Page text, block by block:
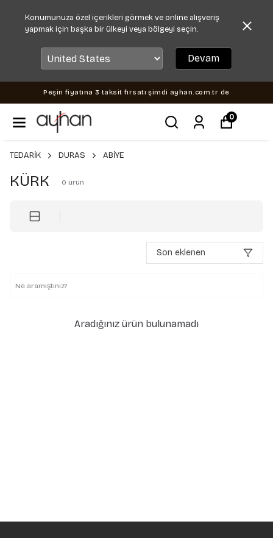
Konumunuza özel içerikleri görmek ve online alışveriş
yapmak için başka bir ülkeyi veya bölgeyi seçin.
Devam
Peşin fiyatına 3 taksit fırsatı şimdi ayhan.com.tr de
0
TEDARİK DURAS ABİYE
KÜRK 0 ürün
Son eklenen
Aradığınız ürün bulunamadı